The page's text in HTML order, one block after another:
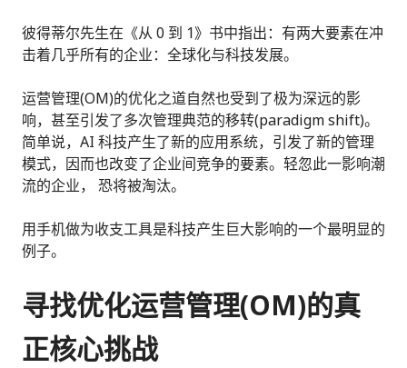
彼得蒂尔先生在《从 0 到 1》书中指出：有两大要素在冲
击着几乎所有的企业：全球化与科技发展。
运营管理(OM)的优化之道自然也受到了极为深远的影
响，甚至引发了多次管理典范的移转(paradigm shift)。
简单说，AI 科技产生了新的应用系统，引发了新的管理
模式，因而也改变了企业间竞争的要素。轻忽此一影响潮
流的企业， 恐将被淘汰。
用手机做为收支工具是科技产生巨大影响的一个最明显的
例子。
寻找优化运营管理(OM)的真
正核心挑战